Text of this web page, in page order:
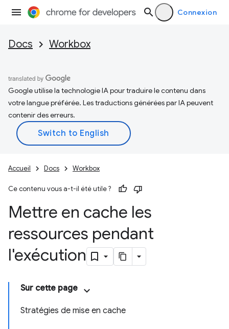
Connexion
Docs Workbox
Google utilise la technologie IA pour traduire le contenu dans
votre langue préférée. Les traductions générées par IA peuvent
contenir des erreurs.
Accueil Docs Workbox
Ce contenu vous a-t-il été utile ?
Mettre en cache les
ressources pendant
l'exécution
Sur cette page
Stratégies de mise en cache